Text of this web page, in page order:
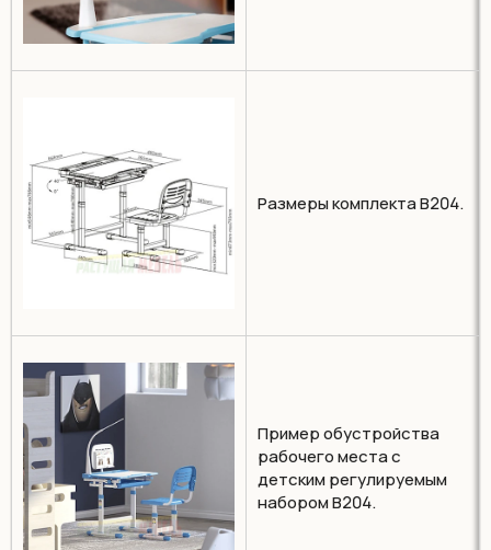
Размеры комплекта В204.
Пример обустройства
рабочего места с
детским регулируемым
набором B204.